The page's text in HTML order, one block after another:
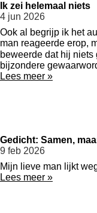
Ik zei helemaal niets
4 jun 2026
Ook al begrijp ik het
man reageerde erop,
beweerde dat hij
bijzondere
Lees meer »
Gedicht: Samen,
9 feb 2026
Mijn lieve man lijkt
Lees meer »